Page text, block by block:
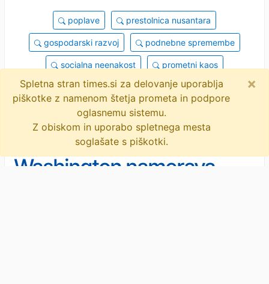
poplave prestolnica nusantara
gospodarski razvoj podnebne spremembe
socialna neenakost prometni kaos
džakarta urbanizacija migracije
infrastruktura objavi
Washington namerava
Spletna stran times.si za delovanje uporablja
piškotke z namenom štetja prometa in podpore
oglasnemu sistemu.
Z obiskom in uporabo spletnega mesta
soglašate s piškotki.
×